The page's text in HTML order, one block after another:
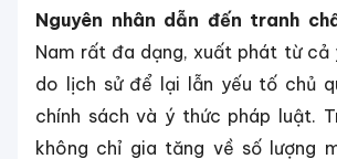
Nguyên nhân dẫn đến tranh
Nam rất đa dạng, xuất phát từ cả
do lịch sử để lại lẫn yếu tố chủ
chính sách và ý thức pháp luật.
không chỉ gia tăng về số lượng